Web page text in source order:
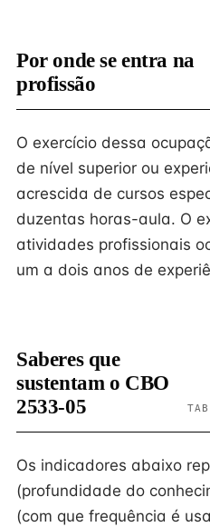
Por onde se entra na
profissão
O exercício dessa
de nível superior ou
acrescida de cursos
duzentas horas-aula. O
atividades profissionais
um a dois anos de
Saberes que
sustentam o CBO
2533-05
Os indicadores abaixo
(profundidade do
(com que frequência é